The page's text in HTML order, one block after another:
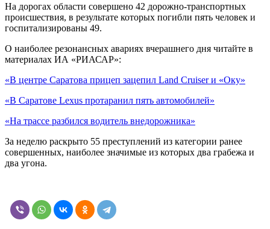
На дорогах области совершено 42 дорожно-транспортных
происшествия, в результате которых погибли пять человек и
госпитализированы 49.
О наиболее резонансных авариях вчерашнего дня читайте в
материалах ИА «РИАСАР»:
«В центре Саратова прицеп зацепил Land Cruiser и «Оку»
«В Саратове Lexus протаранил пять автомобилей»
«На трассе разбился водитель внедорожника»
За неделю раскрыто 55 преступлений из категории ранее
совершенных, наиболее значимые из которых два грабежа и
два угона.